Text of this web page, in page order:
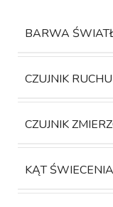
BARWA
CZUJNIK RUCHU
CZUJNIK
KĄT ŚWIECENIA